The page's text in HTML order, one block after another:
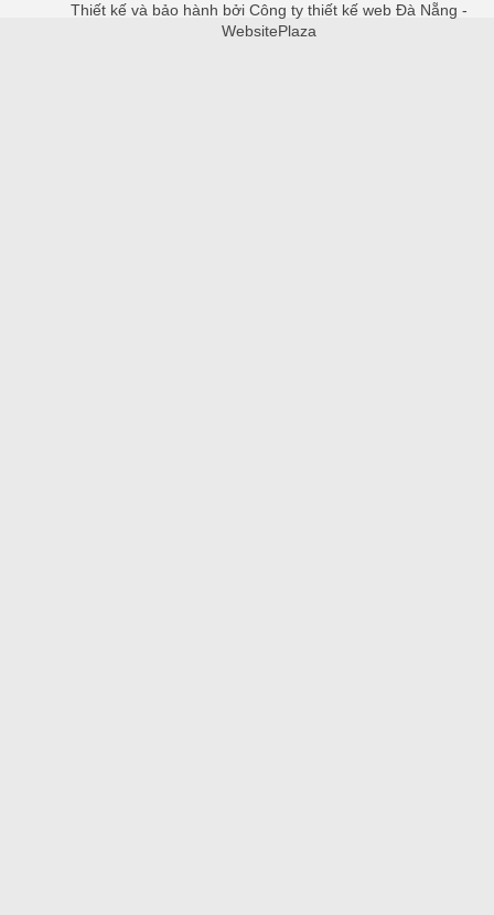
Thiết kế và bảo hành bởi Công ty thiết kế web Đà Nẵng -
WebsitePlaza